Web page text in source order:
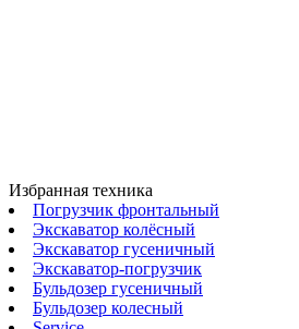
Избранная техника
Погрузчик фронтальный
Экскаватор колёсный
Экскаватор гусеничный
Экскаватор-погрузчик
Бульдозер гусеничный
Бульдозер колесный